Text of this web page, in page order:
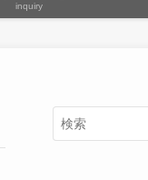
inquiry